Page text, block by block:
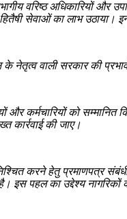
वरिष्ठ अधिकारियों
सेवाओं का लाभ
वाली सरकार की
और कर्मचारियों को सम्मानित
कार्रवाई की जाए।
करने हेतु प्रमाणपत्र
इस पहल का उद्देश्य